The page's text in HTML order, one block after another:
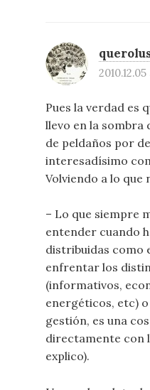
Pues la verdad es
llevo en la sombra
de peldaños por
interesadísimo
Volviendo a lo que
– Lo que siempre
entender cuando
distribuidas como
enfrentar los
(informativos,
energéticos, etc)
gestión, es una
directamente con
explico).